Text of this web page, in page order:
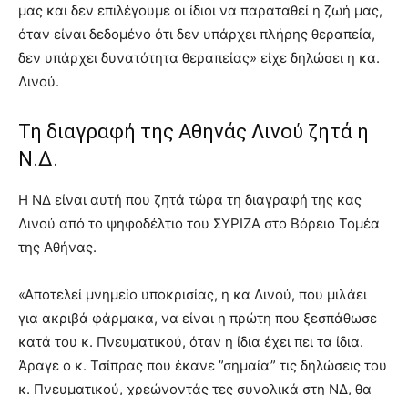
μας και δεν επιλέγουμε οι ίδιοι να παραταθεί η ζωή μας,
όταν είναι δεδομένο ότι δεν υπάρχει πλήρης θεραπεία,
δεν υπάρχει δυνατότητα θεραπείας» είχε δηλώσει η κα.
Λινού.
Τη διαγραφή της Αθηνάς Λινού ζητά η
Ν.Δ.
Η ΝΔ είναι αυτή που ζητά τώρα τη διαγραφή της κας
Λινού από το ψηφοδέλτιο του ΣΥΡΙΖΑ στο Βόρειο Τομέα
της Αθήνας.
«Αποτελεί μνημείο υποκρισίας, η κα Λινού, που μιλάει
για ακριβά φάρμακα, να είναι η πρώτη που ξεσπάθωσε
κατά του κ. Πνευματικού, όταν η ίδια έχει πει τα ίδια.
Άραγε ο κ. Τσίπρας που έκανε ”σημαία” τις δηλώσεις του
κ. Πνευματικού, χρεώνοντάς τες συνολικά στη ΝΔ, θα